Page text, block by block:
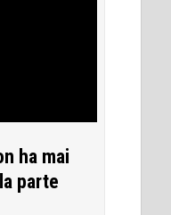
ha mai
parte